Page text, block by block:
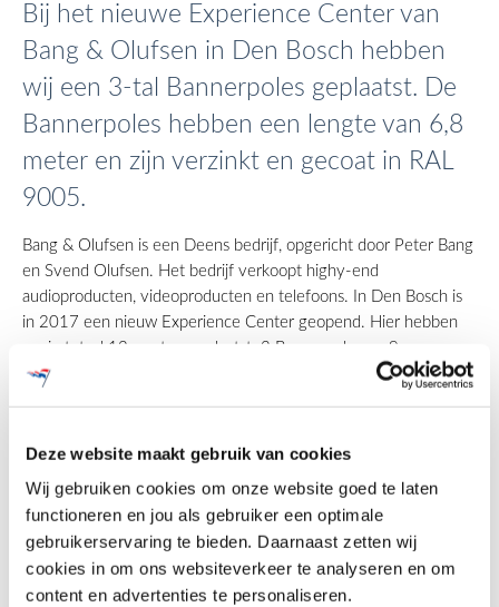
Deze website maakt gebruik van cookies
Wij gebruiken cookies om onze website goed te laten
functioneren en jou als gebruiker een optimale
gebruikerservaring te bieden. Daarnaast zetten wij
cookies in om ons websiteverkeer te analyseren en om
content en advertenties te personaliseren.
Bij het nieuwe Experience Center van
Bang & Olufsen in Den Bosch hebben
wij een 3-tal Bannerpoles geplaatst. De
Bannerpoles hebben een lengte van 6,8
meter en zijn verzinkt en gecoat in RAL
9005.
Bang & Olufsen is een Deens bedrijf, opgericht door Peter Bang
en Svend Olufsen. Het bedrijf verkoopt highy-end
audioproducten, videoproducten en telefoons. In Den Bosch is
in 2017 een nieuw Experience Center geopend. Hier hebben
we in totaal 12 masten geplaatst: 3 Bannerpoles en 9
vlaggenmasten. Beide gecoat in RAL 9005.
Doeken
Ook de doeken zijn door Holland Mast verzorgd. De doeken zijn
dubbelzijdig bedrukt op een extra zwaar doek. Deze zijn boven
en onderin bevestigd aan de Bannerpole. Door de
samenwerking met DVC kunnen we elk gewenst doek in eigen
huis produceren. Zo bent u verzekerd van een Nederlands